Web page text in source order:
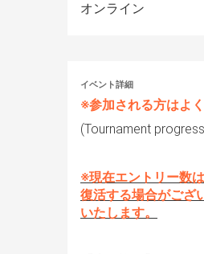
オンライン
イベント詳細
※参加される方はよ
(Tournament
※現在エントリー数
復活する場合がござ
いたします。